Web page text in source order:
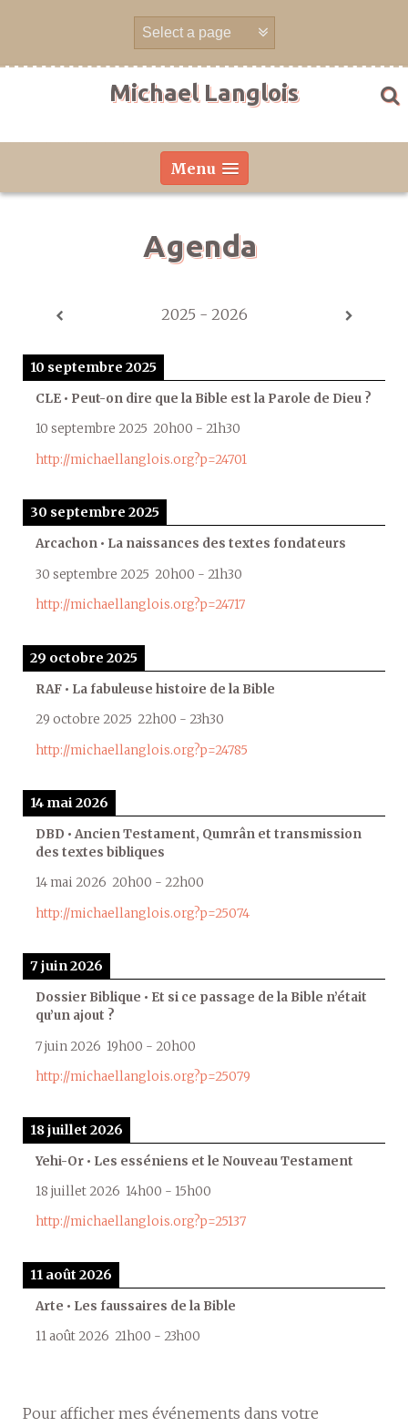
Michael Langlois
Menu
Agenda
2025 - 2026
10 septembre 2025
CLE • Peut-on dire que la Bible est la Parole de Dieu ?
10 septembre 2025 20h00 - 21h30
http://michaellanglois.org?p=24701
30 septembre 2025
Arcachon • La naissances des textes fondateurs
30 septembre 2025 20h00 - 21h30
http://michaellanglois.org?p=24717
29 octobre 2025
RAF • La fabuleuse histoire de la Bible
29 octobre 2025 22h00 - 23h30
http://michaellanglois.org?p=24785
14 mai 2026
DBD • Ancien Testament, Qumrân et transmission
des textes bibliques
14 mai 2026 20h00 - 22h00
http://michaellanglois.org?p=25074
7 juin 2026
Dossier Biblique • Et si ce passage de la Bible n’était
qu’un ajout ?
7 juin 2026 19h00 - 20h00
http://michaellanglois.org?p=25079
18 juillet 2026
Yehi-Or • Les esséniens et le Nouveau Testament
18 juillet 2026 14h00 - 15h00
http://michaellanglois.org?p=25137
11 août 2026
Arte • Les faussaires de la Bible
11 août 2026 21h00 - 23h00
Pour afficher mes événements dans votre